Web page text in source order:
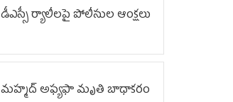
డీఎస్సీ ర్యాలీలపై పోలీసుల ఆంక్షలు
మహ్మద్‌ అఫ్యఫా మృతి బాధాకరం